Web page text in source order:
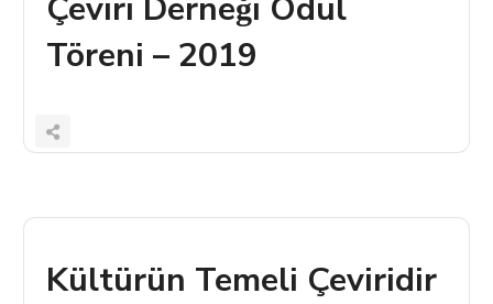
Çeviri Derneği Ödül
Töreni – 2019
Kültürün Temeli Çeviridir